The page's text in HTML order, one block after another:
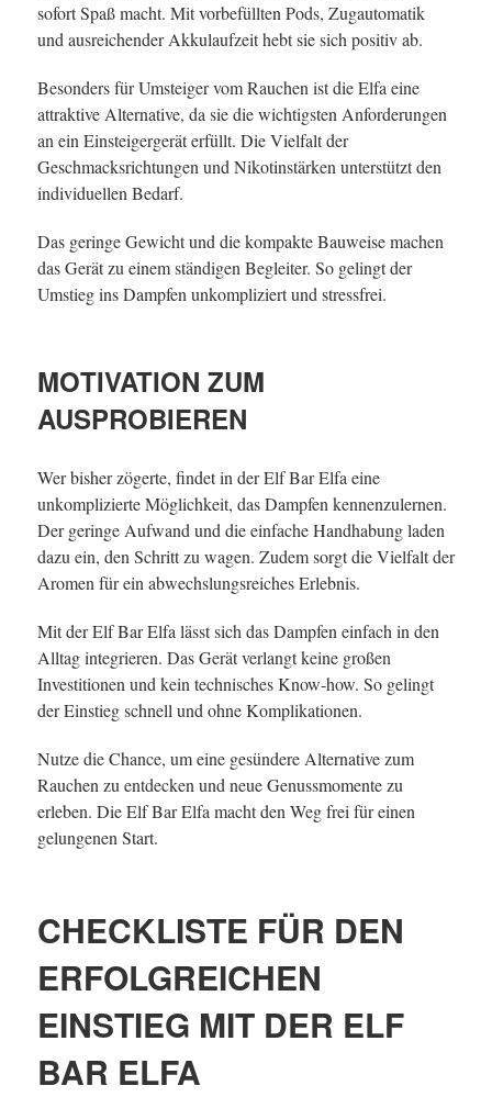
sofort Spaß macht. Mit vorbefüllten Pods, Zugautomatik
und ausreichender Akkulaufzeit hebt sie sich positiv ab.
Besonders für Umsteiger vom Rauchen ist die Elfa eine
attraktive Alternative, da sie die wichtigsten Anforderungen
an ein Einsteigergerät erfüllt. Die Vielfalt der
Geschmacksrichtungen und Nikotinstärken unterstützt den
individuellen Bedarf.
Das geringe Gewicht und die kompakte Bauweise machen
das Gerät zu einem ständigen Begleiter. So gelingt der
Umstieg ins Dampfen unkompliziert und stressfrei.
MOTIVATION ZUM
AUSPROBIEREN
Wer bisher zögerte, findet in der Elf Bar Elfa eine
unkomplizierte Möglichkeit, das Dampfen kennenzulernen.
Der geringe Aufwand und die einfache Handhabung laden
dazu ein, den Schritt zu wagen. Zudem sorgt die Vielfalt der
Aromen für ein abwechslungsreiches Erlebnis.
Mit der Elf Bar Elfa lässt sich das Dampfen einfach in den
Alltag integrieren. Das Gerät verlangt keine großen
Investitionen und kein technisches Know-how. So gelingt
der Einstieg schnell und ohne Komplikationen.
Nutze die Chance, um eine gesündere Alternative zum
Rauchen zu entdecken und neue Genussmomente zu
erleben. Die Elf Bar Elfa macht den Weg frei für einen
gelungenen Start.
CHECKLISTE FÜR DEN
ERFOLGREICHEN
EINSTIEG MIT DER ELF
BAR ELFA